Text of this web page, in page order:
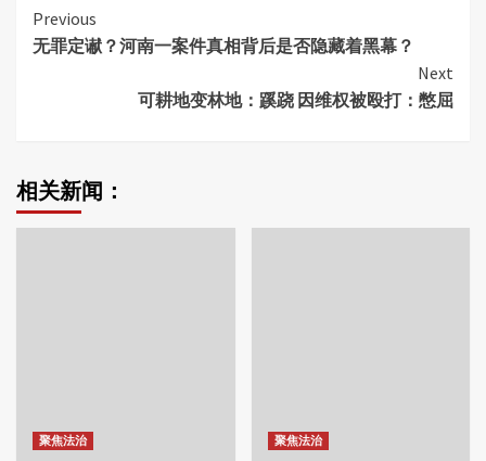
Continue
Reading
Previous
无罪定谳？河南一案件真相背后是否隐藏着黑幕？
Next
可耕地变林地：蹊跷 因维权被殴打：憋屈
相关新闻：
聚焦法治 聚焦法治